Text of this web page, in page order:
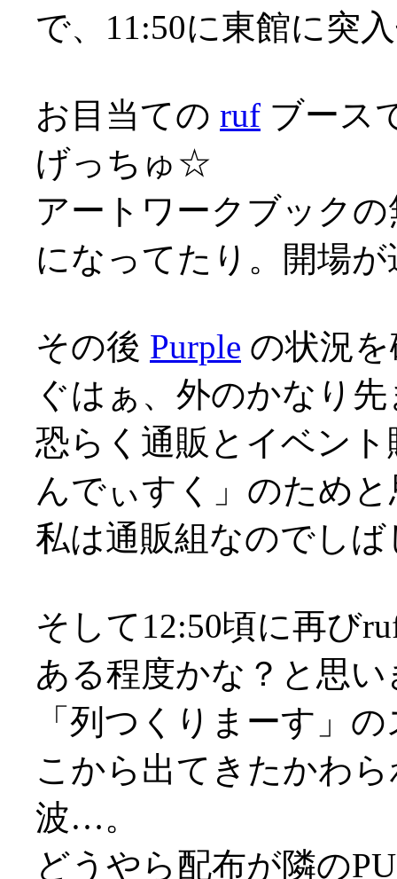
で、11:50に東館に突
お目当ての ruf ブース
げっちゅ☆
アートワークブック
になってたり。開場
その後 Purple の状況
ぐはぁ、外のかなり
恐らく通販とイベン
んでぃすく」のため
私は通販組なのでし
そして12:50頃に再び
ある程度かな？と思
「列つくりまーす」
こから出てきたかわ
波…。
どうやら配布が隣の